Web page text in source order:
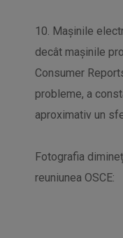
10. Mașinile
decât mașinile
Consumer
probleme, a
aproximativ un
Fotografia
reuniunea OSCE: